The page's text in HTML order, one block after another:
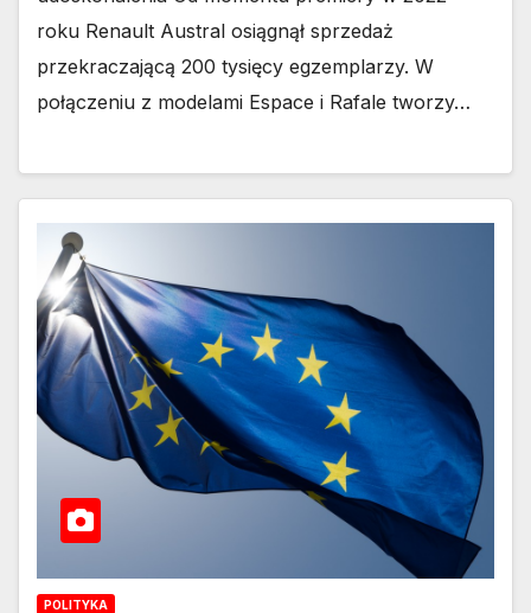
roku Renault Austral osiągnął sprzedaż
przekraczającą 200 tysięcy egzemplarzy. W
połączeniu z modelami Espace i Rafale tworzy…
POLITYKA